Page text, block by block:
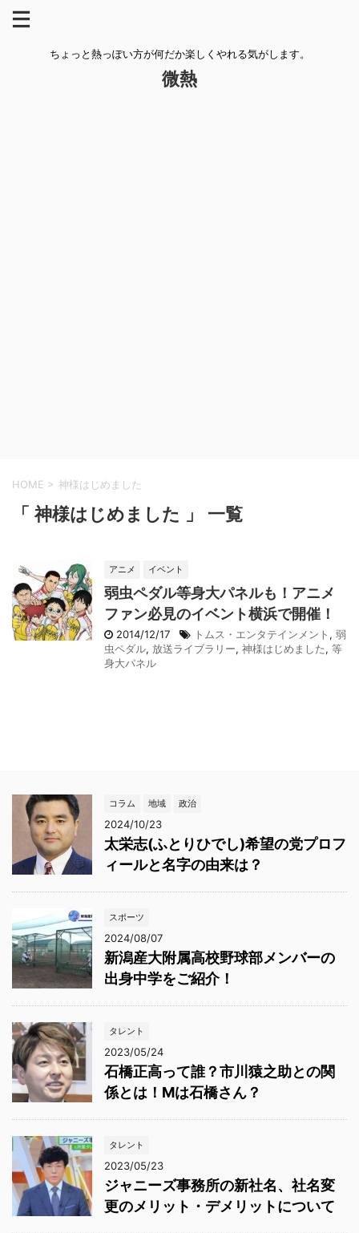
ちょっと熱っぽい方が何だか楽しくやれる気がします。
微熱
HOME > 神様はじめました
「 神様はじめました 」 一覧
アニメ イベント
弱虫ペダル等身大パネルも！アニメ
ファン必見のイベント横浜で開催！
2014/12/17 トムス・エンタテインメント , 弱
虫ペダル, 放送ライブラリー, 神様はじめました, 等
身大パネル
コラム 地域 政治
2024/10/23
太栄志(ふとりひでし)希望の党プロフ
ィールと名字の由来は？
スポーツ
2024/08/07
新潟産大附属高校野球部メンバーの
出身中学をご紹介！
タレント
2023/05/24
石橋正高って誰？市川猿之助との関
係とは！Mは石橋さん？
タレント
2023/05/23
ジャニーズ事務所の新社名、社名変
更のメリット・デメリットについて